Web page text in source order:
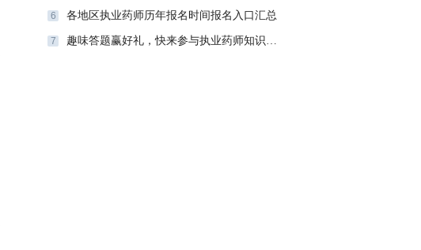
6 各地区执业药师历年报名时间报名入口汇总
7 趣味答题赢好礼，快来参与执业药师知识闯关游戏！